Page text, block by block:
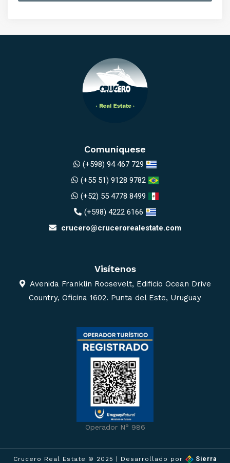
Comuníquese
(+598) 94 467 729
(+55 51) 9128 9782
(+52) 55 4778 8499
(+598) 4222 6166
crucero@crucerorealestate.com
Visítenos
Avenida Franklin Roosevelt, Edificio Ocean Drive
Country, Oficina 1602. Punta del Este, Uruguay
Operador N° 986
Crucero Real Estate © 2025 | Desarrollado por Sierra